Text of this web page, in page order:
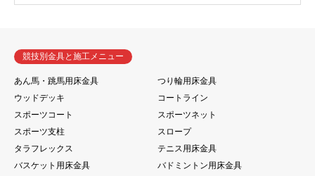
競技別金具と施工メニュー
あん馬・跳馬用床金具
つり輪用床金具
ウッドデッキ
コートライン
スポーツコート
スポーツネット
スポーツ支柱
スロープ
タラフレックス
テニス用床金具
バスケット用床金具
バドミントン用床金具